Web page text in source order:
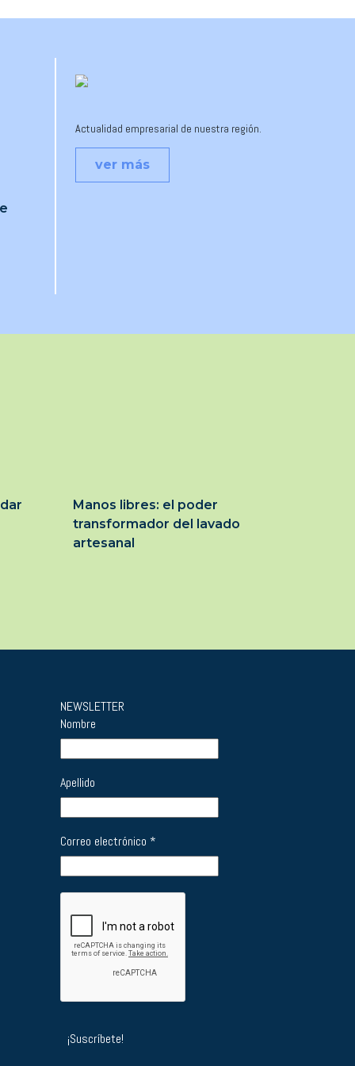
Actualidad empresarial de nuestra región.
ver más
Manos libres: el poder
transformador del lavado
artesanal
NEWSLETTER
Nombre
Apellido
Correo electrónico *